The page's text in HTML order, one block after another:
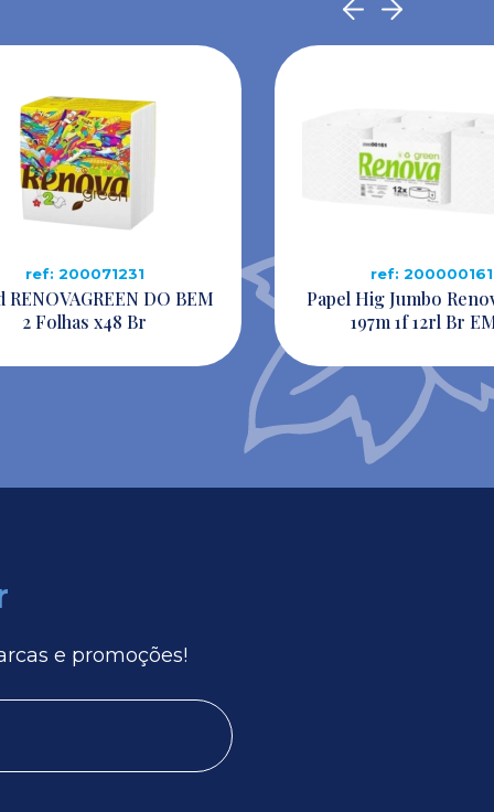
ref: 200071231
RENOVAGREEN DO BEM
2 Folhas x48 Br
ref: 200000161
Papel Hig Jumbo
197m 1f 12rl Br
e promoções!